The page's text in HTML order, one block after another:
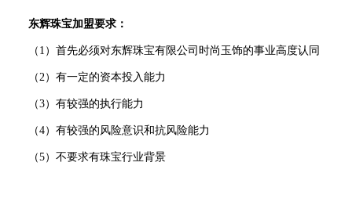
东辉珠宝加盟要求：
（1）首先必须对东辉珠宝有限公司时尚玉饰的事业高度认同
（2）有一定的资本投入能力
（3）有较强的执行能力
（4）有较强的风险意识和抗风险能力
（5）不要求有珠宝行业背景